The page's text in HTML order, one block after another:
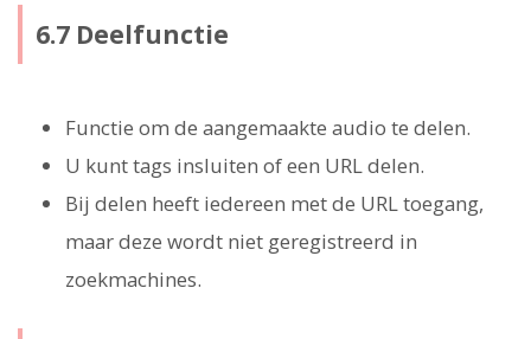
6.7 Deelfunctie
Functie om de aangemaakte audio te delen.
U kunt tags insluiten of een URL delen.
Bij delen heeft iedereen met de URL toegang,
maar deze wordt niet geregistreerd in
zoekmachines.